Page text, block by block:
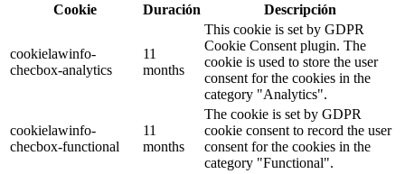
Cookie
Duración Descripción
cookielawinfo-
checbox-analytics
11
months
This cookie is set by GDPR
Cookie Consent plugin. The
cookie is used to store the user
consent for the cookies in the
category "Analytics".
cookielawinfo-
checbox-functional
11
months
The cookie is set by GDPR
cookie consent to record the user
consent for the cookies in the
category "Functional".